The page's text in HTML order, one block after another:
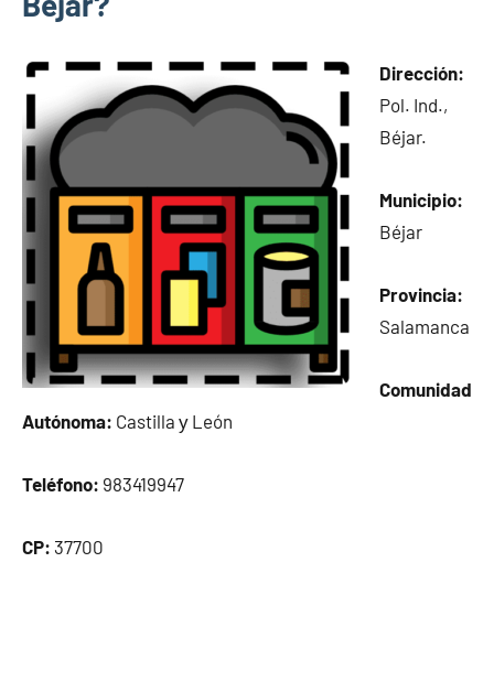
de
Dirección:
Pol. Ind.,
Béjar.
Municipio:
Béjar
Provincia:
Salamanca
Comunidad
Autónoma: Castilla у León
Teléfono: 983419947
CP: 37700